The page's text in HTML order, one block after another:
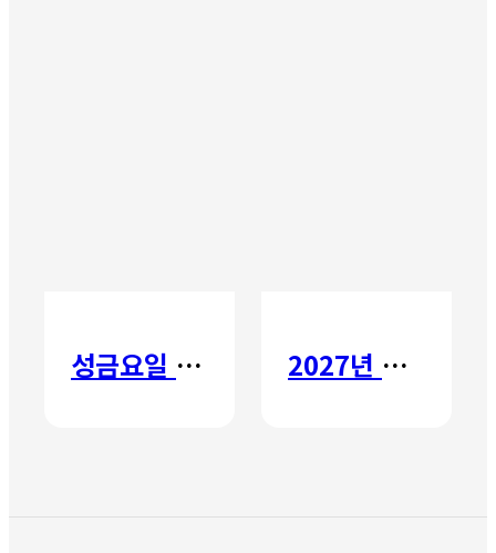
성금요일 칸타타 2027년 갈보리 어학원 유치부 신입생 모집